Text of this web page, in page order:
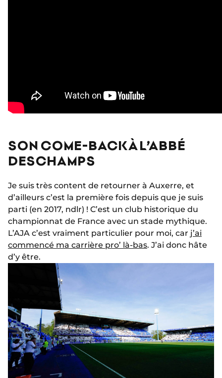
SON COME-BACK À L’ABBÉ
DESCHAMPS
Je suis très content de retourner à Auxerre, et
d’ailleurs c’est la première fois depuis que je suis
parti (en 2017, ndlr) ! C’est un club historique du
championnat de France avec un stade mythique.
L’AJA c’est vraiment particulier pour moi, car j’ai
commencé ma carrière pro’ là-bas. J’ai donc hâte
d’y être.